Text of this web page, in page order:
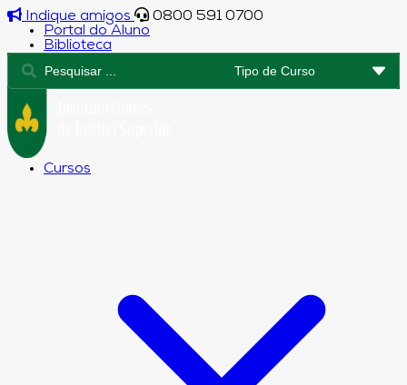
Indique amigos
0800 591 0700
Portal do Aluno
Biblioteca
Cursos